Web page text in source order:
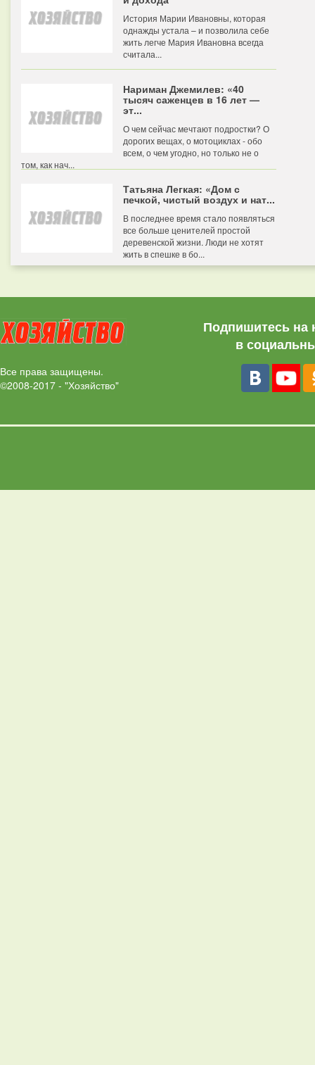
История Марии Ивановны, которая
однажды устала – и позволила себе
жить легче Мария Ивановна всегда
считала...
Нариман Джемилев: «40
тысяч саженцев в 16 лет —
эт...
О чем сейчас мечтают подростки? О
дорогих вещах, о мотоциклах - обо
всем, о чем угодно, но только не о
том, как нач...
Татьяна Легкая: «Дом с
печкой, чистый воздух и нат...
В последнее время стало появляться
все больше ценителей простой
деревенской жизни. Люди не хотят
жить в спешке в бо...
Все права защищены.
©2008-2017 - "Хозяйство"
Подпишитесь на
в